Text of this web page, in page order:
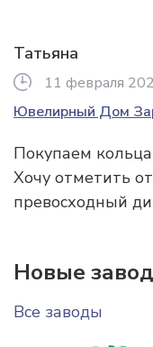
Татьяна
11 февраля
Ювелирный Дом
Покупаем
Хочу отметить
превосходный
Новые
Все заводы